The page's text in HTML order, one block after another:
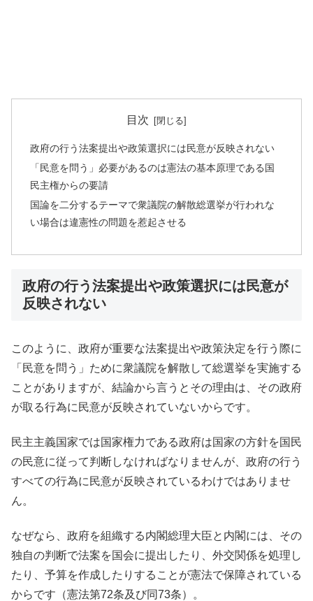
目次
政府の行う法案提出や政策選択には民意が反映されない
「民意を問う」必要があるのは憲法の基本原理である国
民主権からの要請
国論を二分するテーマで衆議院の解散総選挙が行われな
い場合は違憲性の問題を惹起させる
政府の行う法案提出や政策選択には民意が
反映されない
このように、政府が重要な法案提出や政策決定を行う際に
「民意を問う」ために衆議院を解散して総選挙を実施する
ことがありますが、結論から言うとその理由は、その政府
が取る行為に民意が反映されていないからです。
民主主義国家では国家権力である政府は国家の方針を国民
の民意に従って判断しなければなりませんが、政府の行う
すべての行為に民意が反映されているわけではありませ
ん。
なぜなら、政府を組織する内閣総理大臣と内閣には、その
独自の判断で法案を国会に提出したり、外交関係を処理し
たり、予算を作成したりすることが憲法で保障されている
からです（憲法第72条及び同73条）。